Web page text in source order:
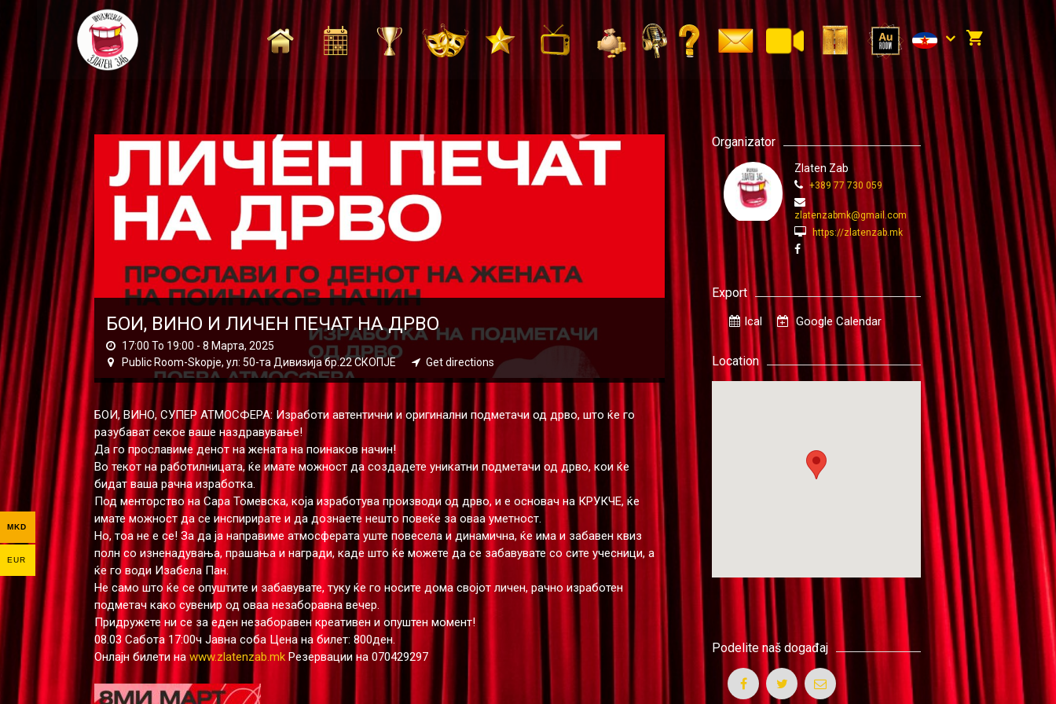
Skip
content
БОИ, ВИНО И ЛИЧЕН ПЕЧАТ НА ДРВО
17:00 To 19:00 - 8 Марта, 2025
Public Room-Skopje, ул: 50-та Дивизија бр.22 СКОПЈЕ
Get directions
БОИ, ВИНО, СУПЕР АТМОСФЕРА: Изработи автентични и оригинални подметачи од дрво, што ќе го
разубават секое ваше наздравување!
Да го прославиме денот на жената на поинаков начин!
Во текот на работилницата, ќе имате можност да создадете уникатни подметачи од дрво, кои ќе
бидат ваша рачна изработка.
Под менторство на Сара Томевска, која изработува производи од дрво, и е основач на КРУКЧЕ, ќе
имате можност да се инспирирате и да дознаете нешто повеќе за оваа уметност.
Но, тоа не е се! За да ја направиме атмосферата уште повесела и динамична, ќе има и забавен квиз
полн со изненадувања, прашања и награди, каде што ќе можете да се забавувате со сите учесници, а
ќе го води Изабела Пан.
Не само што ќе се опуштите и забавувате, туку ќе го носите дома својот личен, рачно изработен
подметач како сувенир од оваа незаборавна вечер.
Придружете ни се за еден незаборавен креативен и опуштен момент!
08.03 Сабота 17:00ч Јавна соба Цена на билет: 800ден.
Онлајн билети на www.zlatenzab.mkРезервации на 070429297
Organizator
Zlaten Zab
+389 77 730 059
zlatenzabmk@gmail.com
https://zlatenzab.mk
Export
Ical Google Calendar
Location
Podelite naš događaj
MKD
EUR